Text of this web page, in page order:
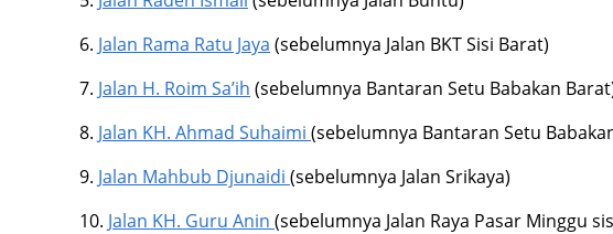
6. Jalan Rama Ratu Jaya (sebelumnya Jalan BKT Sisi Barat)
7. Jalan H. Roim Sa’ih (sebelumnya Bantaran Setu Babakan
8. Jalan KH. Ahmad Suhaimi (sebelumnya Bantaran Setu
9. Jalan Mahbub Djunaidi (sebelumnya Jalan Srikaya)
10. Jalan KH. Guru Anin (sebelumnya Jalan Raya Pasar Minggu